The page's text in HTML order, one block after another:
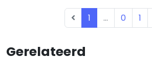
Gerelateerd
1 ... 0 1